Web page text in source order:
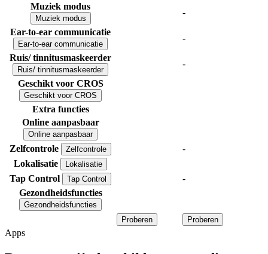
Muziek modus
Muziek modus
-
Ear-to-ear communicatie
Ear-to-ear communicatie
-
Ruis/ tinnitusmaskeerder
Ruis/ tinnitusmaskeerder
-
Geschikt voor CROS
Geschikt voor CROS
Extra functies
Online aanpasbaar
Online aanpasbaar
Zelfcontrole Zelfcontrole
-
Lokalisatie
Lokalisatie
Tap Control Tap Control
-
Gezondheidsfuncties
Gezondheidsfuncties
Proberen
Proberen
Apps